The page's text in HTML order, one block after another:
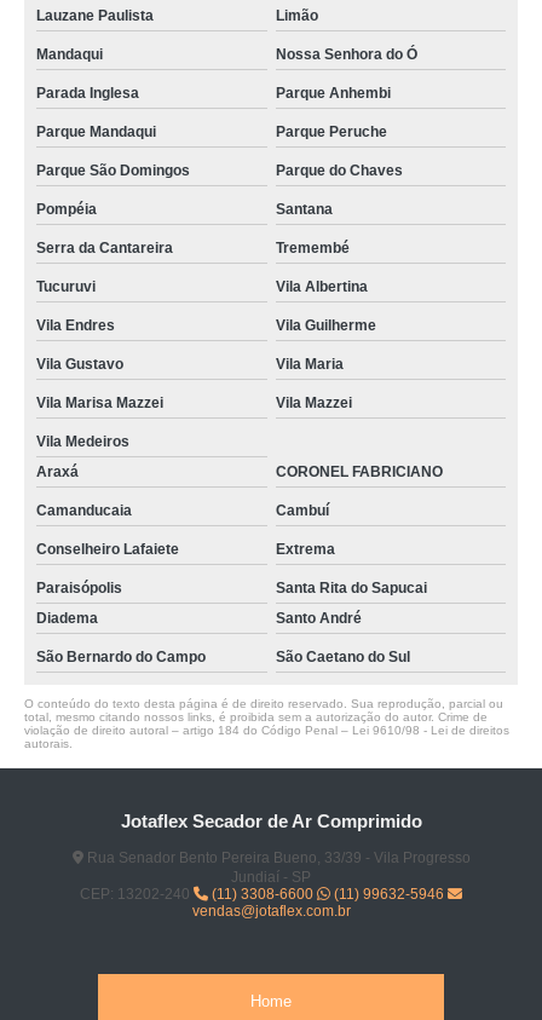
Lauzane Paulista Limão
Mandaqui Nossa Senhora do Ó
Parada Inglesa Parque Anhembi
Parque Mandaqui Parque Peruche
Parque São Domingos Parque do Chaves
Pompéia Santana
Serra da Cantareira Tremembé
Tucuruvi Vila Albertina
Vila Endres Vila Guilherme
Vila Gustavo Vila Maria
Vila Marisa Mazzei Vila Mazzei
Vila Medeiros
Araxá
CORONEL FABRICIANO
Camanducaia Cambuí
Conselheiro Lafaiete Extrema
Paraisópolis
Santa Rita do Sapucai
Diadema
Santo André
São Bernardo do Campo São Caetano do Sul
O conteúdo do texto desta página é de direito reservado. Sua reprodução, parcial ou
total, mesmo citando nossos links, é proibida sem a autorização do autor. Crime de
violação de direito autoral – artigo 184 do Código Penal – Lei 9610/98 - Lei de direitos
autorais
Jotaflex Secador de Ar Comprimido
Rua Senador Bento Pereira Bueno, 33/39 - Vila Progresso
Jundiaí - SP
CEP: 13202-240
(11) 3308-6600
(11) 99632-5946
vendas@jotaflex.com.br
Home